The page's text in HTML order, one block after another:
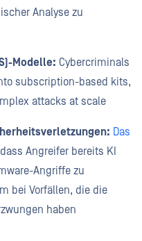
Analyse zu
Modelle: Cybercriminals
subscription-based kits,
attacks at scale
Das
Angreifer bereits KI
Angriffe zu
bei Vorfällen, die die
haben